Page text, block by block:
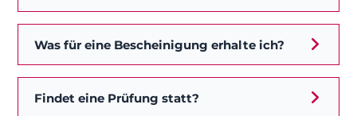
Was für eine Bescheinigung erhalte ich?
Findet eine Prüfung statt?